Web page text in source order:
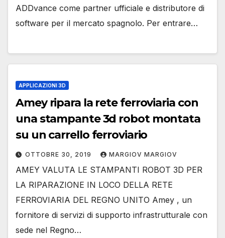
ADDvance come partner ufficiale e distributore di
software per il mercato spagnolo. Per entrare…
APPLICAZIONI 3D
Amey ripara la rete ferroviaria con
una stampante 3d robot montata
su un carrello ferroviario
OTTOBRE 30, 2019 MARGIOV MARGIOV
AMEY VALUTA LE STAMPANTI ROBOT 3D PER
LA RIPARAZIONE IN LOCO DELLA RETE
FERROVIARIA DEL REGNO UNITO Amey , un
fornitore di servizi di supporto infrastrutturale con
sede nel Regno…